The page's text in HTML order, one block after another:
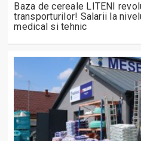
Baza de cereale LITENI
transporturilor! Salarii la
medical si tehnic